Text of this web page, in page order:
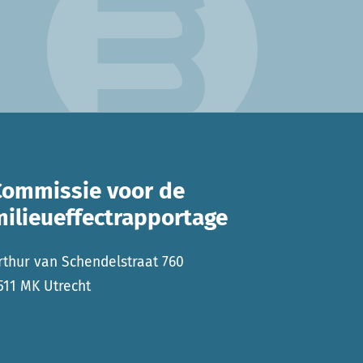
voor de
van Schendelstraat 760
MK Utrecht